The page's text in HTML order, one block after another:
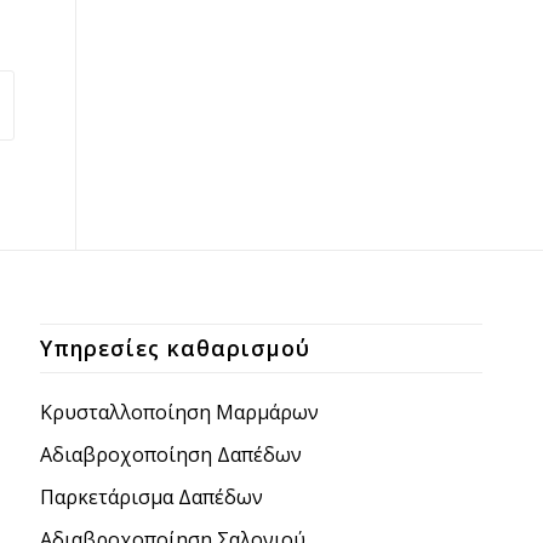
Υπηρεσίες καθαρισμού
Κρυσταλλοποίηση Μαρμάρων
Aδιαβροχοποίηση Δαπέδων
Παρκετάρισμα Δαπέδων